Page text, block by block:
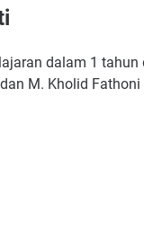
dalam 1 tahun
M. Kholid Fathoni